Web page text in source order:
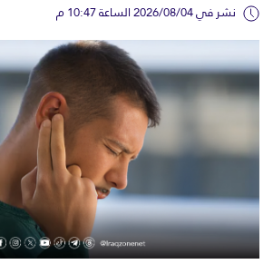
نشر في 2026/08/04 الساعة 10:47 م